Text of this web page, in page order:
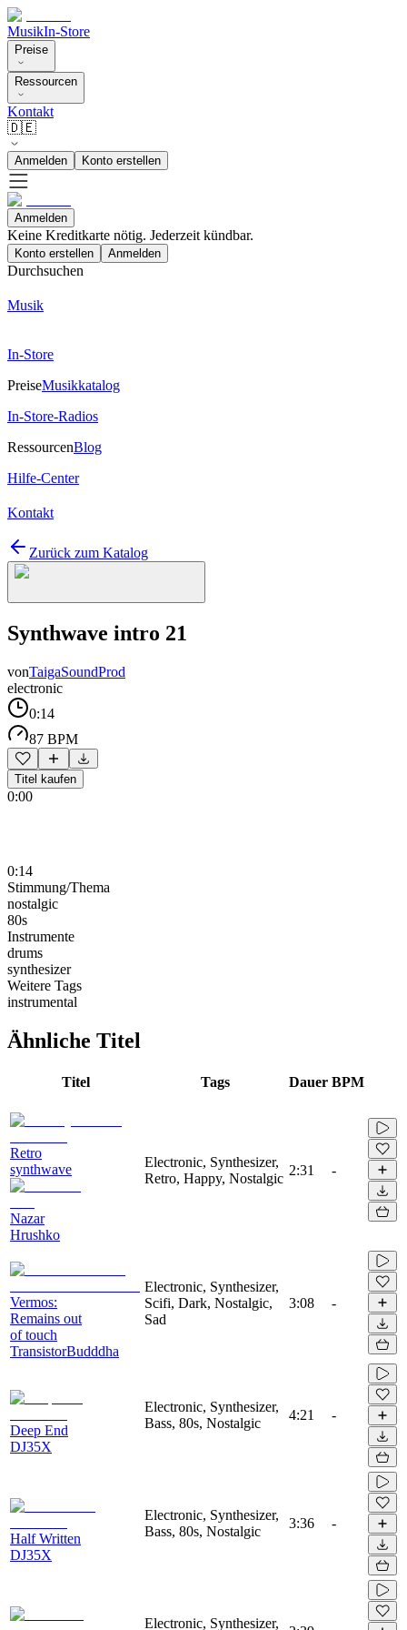
MusikIn-Store
Preise
Ressourcen
Kontakt
🇩🇪
Anmelden Konto erstellen
Anmelden
Keine Kreditkarte nötig. Jederzeit kündbar.
Konto erstellen Anmelden
Durchsuchen
Musik
In-Store
PreiseMusikkatalog
In-Store-Radios
RessourcenBlog
Hilfe-Center
Kontakt
Zurück zum Katalog
Synthwave intro 21
vonTaigaSoundProd
electronic
0:14
87 BPM
Titel kaufen
0:00
0:14
Stimmung/Thema
nostalgic
80s
Instrumente
drums
synthesizer
Weitere Tags
instrumental
Ähnliche Titel
Titel Tags Dauer BPM
Retro
synthwave
Nazar
Hrushko
Electronic, Synthesizer,
Retro, Happy, Nostalgic
2:31 -
Vermos:
Remains out
of touch
TransistorBudddha
Electronic, Synthesizer,
Scifi, Dark, Nostalgic,
Sad
3:08 -
Deep End
DJ35X
Electronic, Synthesizer,
Bass, 80s, Nostalgic
4:21 -
Half Written
DJ35X
Electronic, Synthesizer,
Bass, 80s, Nostalgic
3:36 -
Electronic, Synthesizer,